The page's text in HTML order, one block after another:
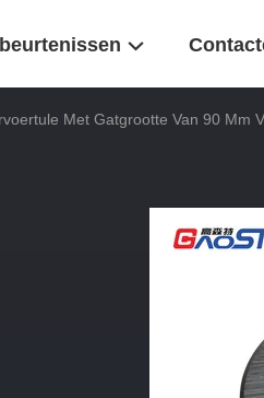
Met Gatgrootte Van 90 Mm